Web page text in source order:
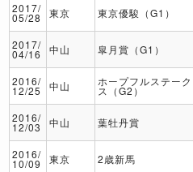
2017/
05/28 東京 東京優駿（G1）
2017/
04/16 中山 皐月賞（G1）
2016/
12/25 中山 ホープフルステーク
ス（G2）
2016/
12/03 中山 葉牡丹賞
2016/
10/09 東京 2歳新馬